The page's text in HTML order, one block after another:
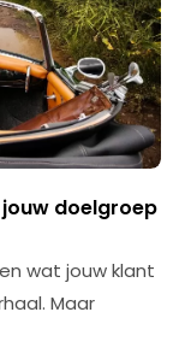
doelgroep
wat jouw klant
Maar